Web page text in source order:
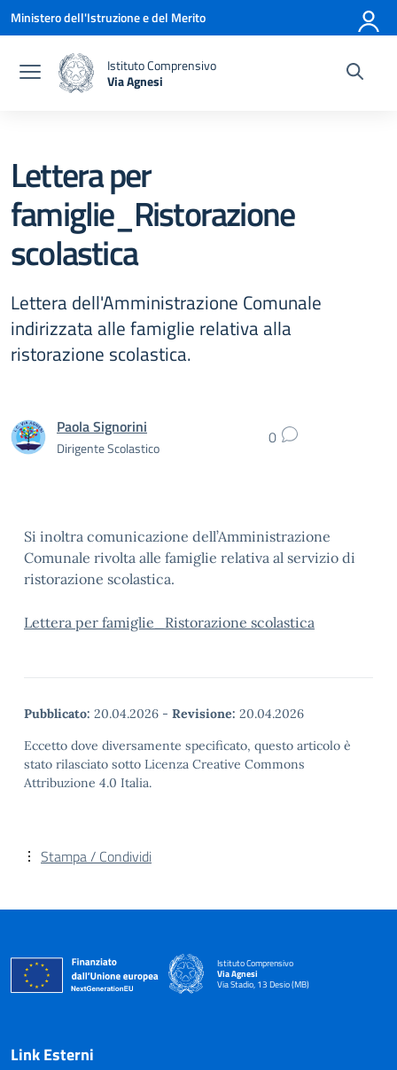
Vai ai contenuti
Vai al menu di navigazione
Vai al footer
Ministero dell'Istruzione e del Merito
Istituto Comprensivo
Via Agnesi
— Visita la pagina iniziale della scuola
Lettera per
famiglie_Ristorazione
scolastica
Lettera dell'Amministrazione Comunale
indirizzata alle famiglie relativa alla
ristorazione scolastica.
Paola Signorini
Dirigente Scolastico 0
Si inoltra comunicazione dell’Amministrazione
Comunale rivolta alle famiglie relativa al servizio di
ristorazione scolastica.
Lettera per famiglie_Ristorazione scolastica
Pubblicato: 20.04.2026 - Revisione: 20.04.2026
Eccetto dove diversamente specificato, questo articolo è
stato rilasciato sotto Licenza Creative Commons
Attribuzione 4.0 Italia.
Stampa / Condividi
Istituto Comprensivo
Via Agnesi
Via Stadio, 13 Desio (MB)
— Visita la pagina iniziale della scuola
Link Esterni